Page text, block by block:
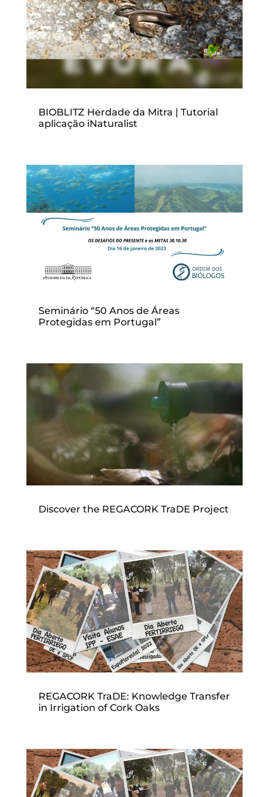
BIOBLITZ Herdade da Mitra | Tutorial
aplicação iNaturalist
Seminário “50 Anos de Áreas
Protegidas em Portugal”
Discover the REGACORK TraDE Project
REGACORK TraDE: Knowledge Transfer
in Irrigation of Cork Oaks